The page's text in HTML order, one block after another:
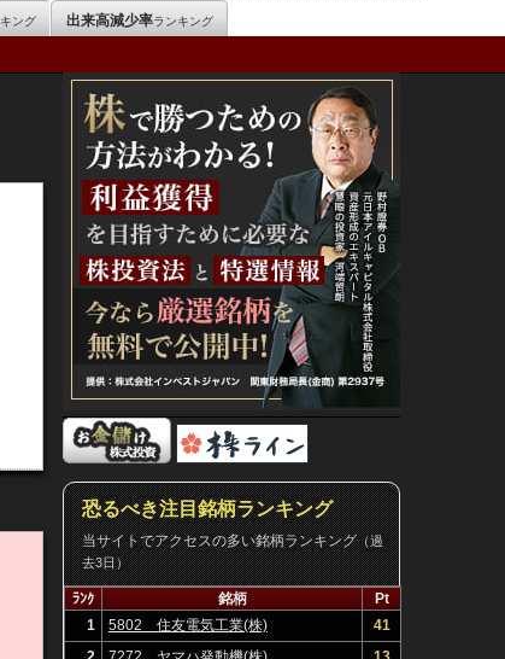
ング 出来高減少率ランキング
恐るべき注目銘柄ランキング
当サイトでアクセスの多い銘柄ランキング（過
去3日）
ﾗﾝｸ 銘柄
Pt
1
5802 住友電気工業(株)
41